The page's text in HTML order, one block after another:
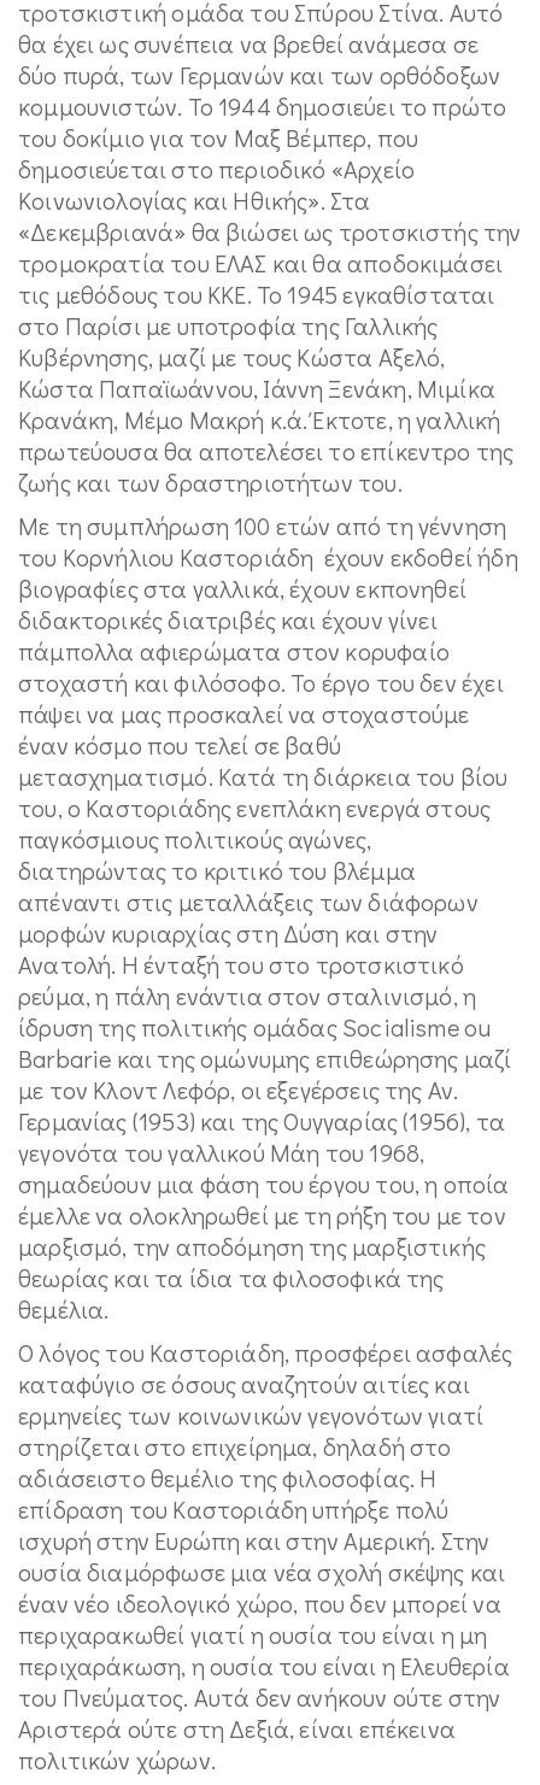
τροτσκιστική ομάδα του Σπύρου Στίνα. Αυτό
θα έχει ως συνέπεια να βρεθεί ανάμεσα σε
δύο πυρά, των Γερμανών και των ορθόδοξων
κομμουνιστών. Το 1944 δημοσιεύει το πρώτο
του δοκίμιο για τον Μαξ Βέμπερ, που
δημοσιεύεται στο περιοδικό «Αρχείο
Κοινωνιολογίας και Ηθικής». Στα
«Δεκεμβριανά» θα βιώσει ως τροτσκιστής την
τρομοκρατία του ΕΛΑΣ και θα αποδοκιμάσει
τις μεθόδους του ΚΚΕ. Το 1945 εγκαθίσταται
στο Παρίσι με υποτροφία της Γαλλικής
Κυβέρνησης, μαζί με τους Κώστα Αξελό,
Κώστα Παπαϊωάννου, Ιάννη Ξενάκη, Μιμίκα
Κρανάκη, Μέμο Μακρή κ.ά. Έκτοτε, η γαλλική
πρωτεύουσα θα αποτελέσει το επίκεντρο της
ζωής και των δραστηριοτήτων του.
Με τη συμπλήρωση 100 ετών από τη γέννηση
του Κορνήλιου Καστοριάδη έχουν εκδοθεί ήδη
βιογραφίες στα γαλλικά, έχουν εκπονηθεί
διδακτορικές διατριβές και έχουν γίνει
πάμπολλα αφιερώματα στον κορυφαίο
στοχαστή και φιλόσοφο. Το έργο του δεν έχει
πάψει να μας προσκαλεί να στοχαστούμε
έναν κόσμο που τελεί σε βαθύ
μετασχηματισμό. Κατά τη διάρκεια του βίου
του, ο Καστοριάδης ενεπλάκη ενεργά στους
παγκόσμιους πολιτικούς αγώνες,
διατηρώντας το κριτικό του βλέμμα
απέναντι στις μεταλλάξεις των διάφορων
μορφών κυριαρχίας στη Δύση και στην
Ανατολή. Η ένταξή του στο τροτσκιστικό
ρεύμα, η πάλη ενάντια στον σταλινισμό, η
ίδρυση της πολιτικής ομάδας Socialisme ou
Barbarie και της ομώνυμης επιθεώρησης μαζί
με τον Κλοντ Λεφόρ, οι εξεγέρσεις της Αν.
Γερμανίας (1953) και της Ουγγαρίας (1956), τα
γεγονότα του γαλλικού Μάη του 1968,
σημαδεύουν μια φάση του έργου του, η οποία
έμελλε να ολοκληρωθεί με τη ρήξη του με τον
μαρξισμό, την αποδόμηση της μαρξιστικής
θεωρίας και τα ίδια τα φιλοσοφικά της
θεμέλια.
Ο λόγος του Καστοριάδη, προσφέρει ασφαλές
καταφύγιο σε όσους αναζητούν αιτίες και
ερμηνείες των κοινωνικών γεγονότων γιατί
στηρίζεται στο επιχείρημα, δηλαδή στο
αδιάσειστο θεμέλιο της φιλοσοφίας. Η
επίδραση του Καστοριάδη υπήρξε πολύ
ισχυρή στην Ευρώπη και στην Αμερική. Στην
ουσία διαμόρφωσε μια νέα σχολή σκέψης και
έναν νέο ιδεολογικό χώρο, που δεν μπορεί να
περιχαρακωθεί γιατί η ουσία του είναι η μη
περιχαράκωση, η ουσία του είναι η Ελευθερία
του Πνεύματος. Αυτά δεν ανήκουν ούτε στην
Αριστερά ούτε στη Δεξιά, είναι επέκεινα
πολιτικών χώρων.